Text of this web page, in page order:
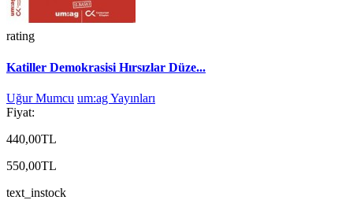
rating
Katiller Demokrasisi Hırsızlar Düze...
Uğur Mumcu um:ag Yayınları
Fiyat:
440,00TL
550,00TL
text_instock